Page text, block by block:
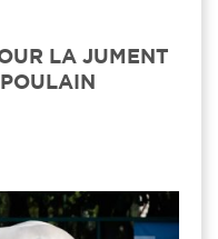
LA JUMENT